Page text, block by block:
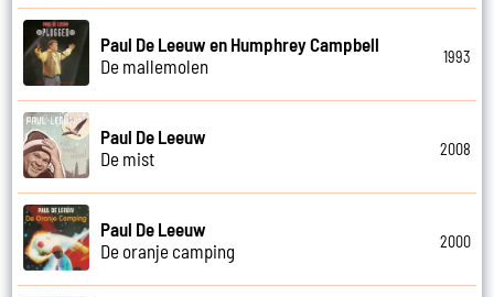
Paul De Leeuw en Humphrey Campbell
De mallemolen
1993
Paul De Leeuw
De mist
2008
Paul De Leeuw
De oranje camping
2000